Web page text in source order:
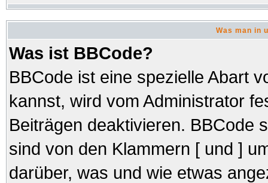
Was man in
Was ist BBCode?
BBCode ist eine spezielle Abart
kannst, wird vom Administrator
Beiträgen deaktivieren. BBCode
sind von den Klammern [ und ]
darüber, was und wie etwas